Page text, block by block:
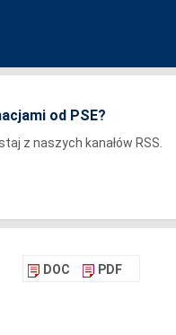
od PSE?
z naszych kanałów RSS.
DOC PDF